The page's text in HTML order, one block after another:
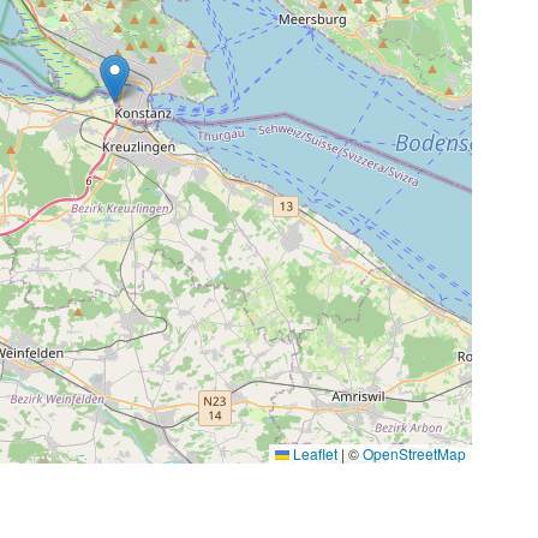
Leaflet | ©OpenStreetMap